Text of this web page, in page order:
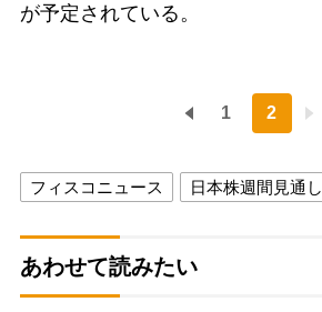
が予定されている。
1 2
フィスコニュース 日本株週間見通し
あわせて読みたい